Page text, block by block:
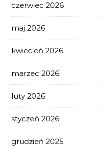
czerwiec 2026
maj 2026
kwiecień 2026
marzec 2026
luty 2026
styczeń 2026
grudzień 2025